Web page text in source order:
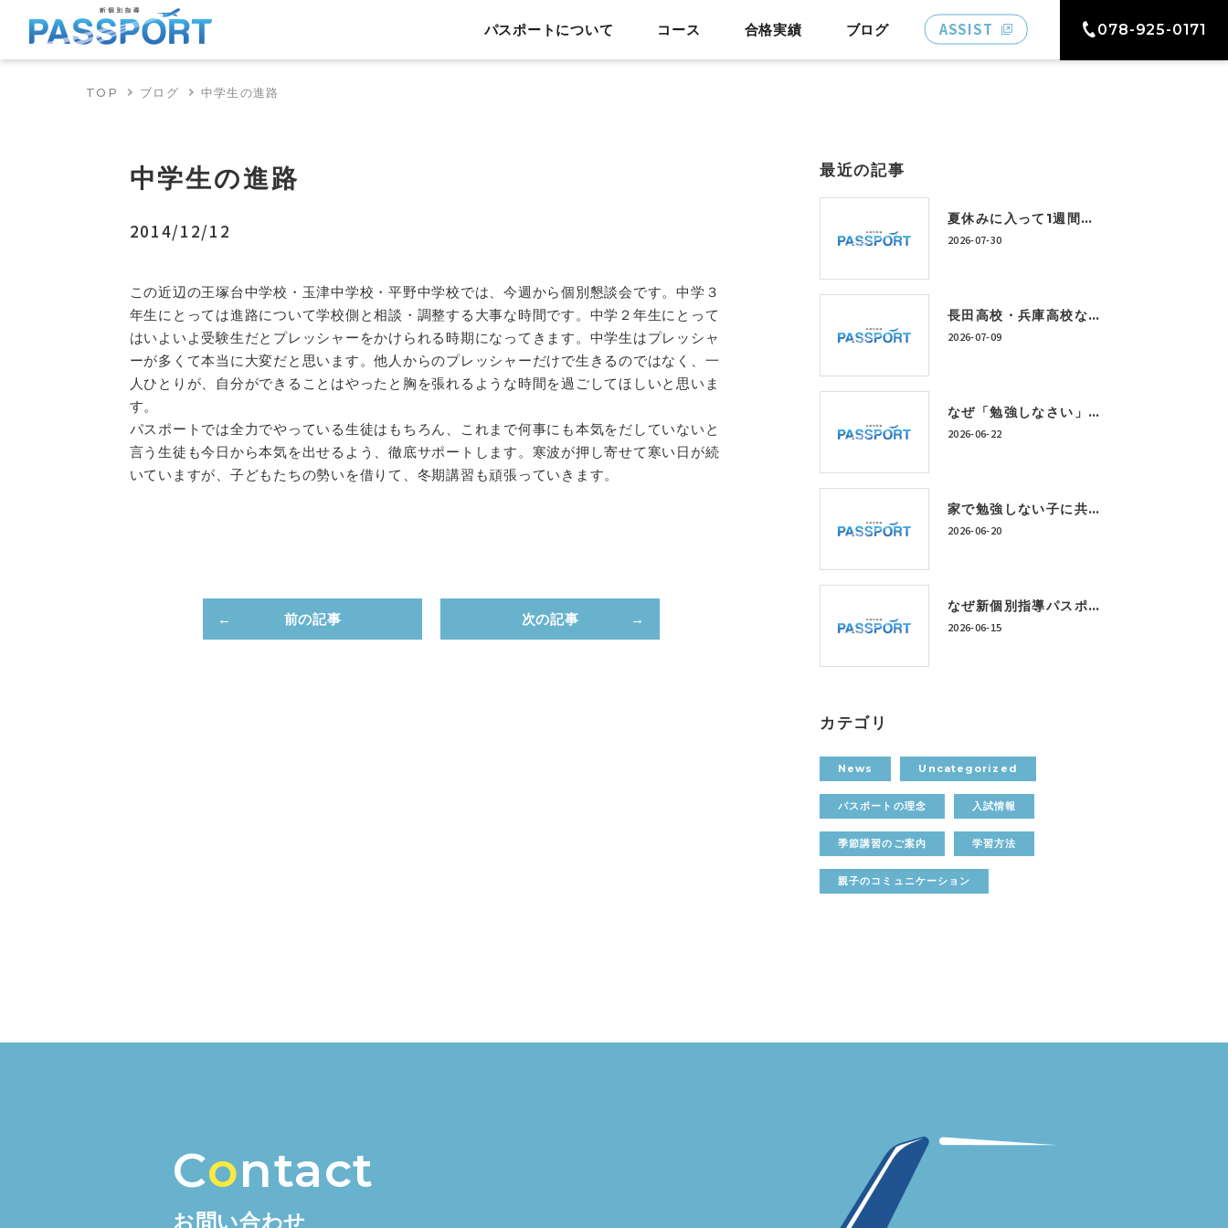
パスポートについて コース 合格実績 ブログ ASSIST 078-925-0171
TOP ブログ 中学生の進路
中学生の進路
2014/12/12
この近辺の王塚台中学校・玉津中学校・平野中学校では、今週から個別懇談会です。中学３
年生にとっては進路について学校側と相談・調整する大事な時間です。中学２年生にとって
はいよいよ受験生だとプレッシャーをかけられる時期になってきます。中学生はプレッシャ
ーが多くて本当に大変だと思います。他人からのプレッシャーだけで生きるのではなく、一
人ひとりが、自分ができることはやったと胸を張れるような時間を過ごしてほしいと思いま
す。
パスポートでは全力でやっている生徒はもちろん、これまで何事にも本気をだしていないと
言う生徒も今日から本気を出せるよう、徹底サポートします。寒波が押し寄せて寒い日が続
いていますが、子どもたちの勢いを借りて、冬期講習も頑張っていきます。
前の記事 次の記事
最近の記事
夏休みに入って1週間。「うちの子、このままで大丈夫かな…」と感じている保護者の方へ
2026-07-30
長田高校・兵庫高校など上位校を目指すには？今から身につけたい学習習慣とは
2026-07-09
なぜ「勉強しなさい」では成績は上がらないのか？神戸市西区の個別指導塾が考える学習習慣の作り方
2026-06-22
家で勉強しない子に共通する5つの特徴｜神戸市西区の個別指導塾が解説
2026-06-20
なぜ新個別指導パスポートは「定額制学び放題」なのか？
2026-06-15
カテゴリ
News Uncategorized
パスポートの理念 入試情報
季節講習のご案内 学習方法
親子のコミュニケーション
Contact
お問い合わせ